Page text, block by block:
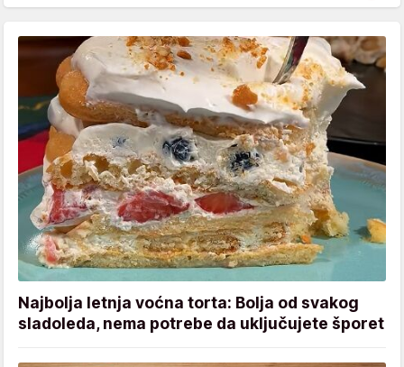
Najbolja letnja voćna torta: Bolja od svakog
sladoleda, nema potrebe da uključujete šporet